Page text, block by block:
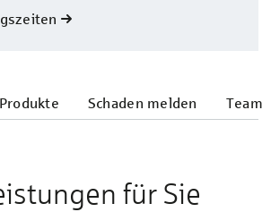
Produkte Schaden melden Team
für Sie